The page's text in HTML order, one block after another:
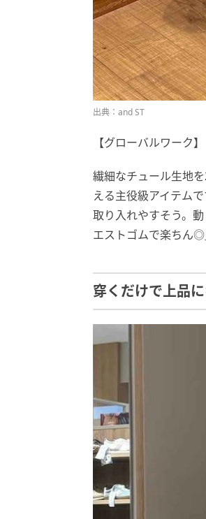
出典：and ST
【グローバルワーク
繊細なチュール生地
える主役級アイテム
取り入れやすそう。
エストゴムで楽ちん◎
穿くだけで上品